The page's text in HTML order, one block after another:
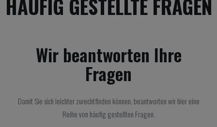
HÄUFIG GESTELLTE FRAGEN
Wir beantworten Ihre
Fragen
Damit Sie sich leichter zurechtfinden können, beantworten wir hier eine
Reihe von häufig gestellten Fragen.